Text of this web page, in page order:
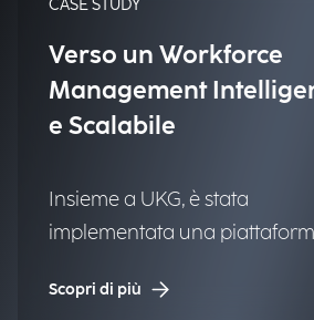
CASE STUDY
Verso un Workforce
Management
e Scalabile
Insieme a UKG, è stata
implementata una
migliorare globalmente la
Scopri di più